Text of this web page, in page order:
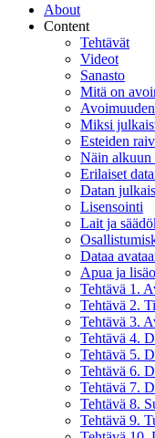
About
Content
Tehtävät
Videot
Sanasto
Mitä on
Miksi
Esteiden
Näin alkuun
Erilaiset
Datan
Lisensointi
Lait ja
Dataa
Apua ja
Tehtävä 1.
Tehtävä 2.
Tehtävä 3.
Tehtävä 4.
Tehtävä 5.
Tehtävä 6.
Tehtävä 7.
Tehtävä 8.
Tehtävä 9.